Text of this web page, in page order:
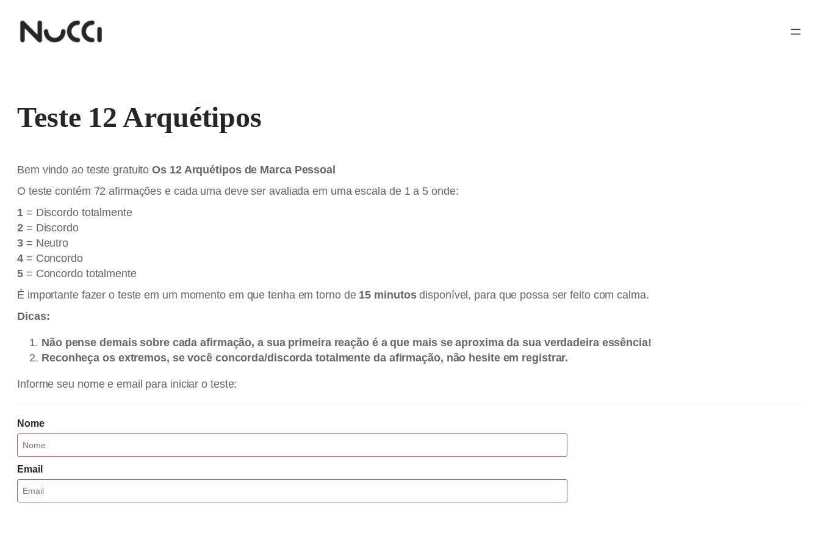
para
Teste 12 Arquétipos
Bem vindo ao teste gratuitoOs 12 Arquétipos de Marca Pessoal
O teste contém 72 afirmações e cada uma deve ser avaliada em uma escala de 1 a 5 onde:
1= Discordo totalmente
2= Discordo
3= Neutro
4= Concordo
5= Concordo totalmente
É importante fazer o teste em um momento em que tenha em torno de 15 minutosdisponível, para que possa ser feito com calma.
Dicas:
Não pense demais sobre cada afirmação, a sua primeira reação é a que mais se aproxima da sua verdadeira essência!
Reconheça os extremos, se você concorda/discorda totalmente da afirmação, não hesite em registrar.
Informe seu nome e email para iniciar o teste:
Nome
Email